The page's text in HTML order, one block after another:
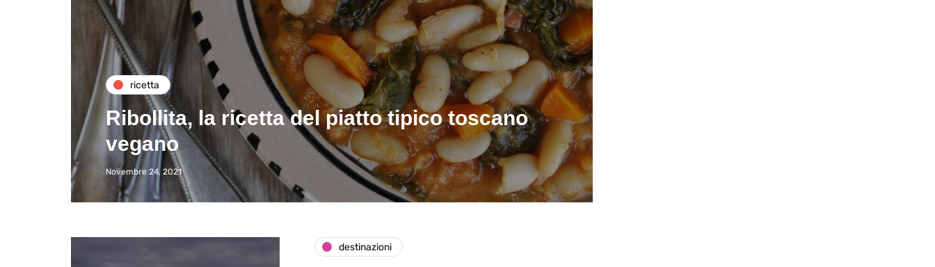
ricetta
Ribollita, la ricetta del piatto tipico toscano
vegano
Novembre 24, 2021
destinazioni